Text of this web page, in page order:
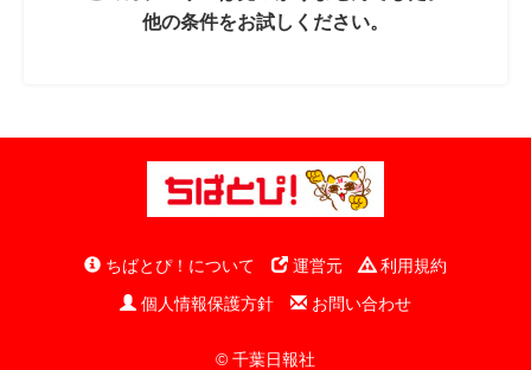
他の条件をお試しください。
ちばとぴ！について 運営元
利用規約
個人情報保護方針
お問い合わせ
© 千葉日報社